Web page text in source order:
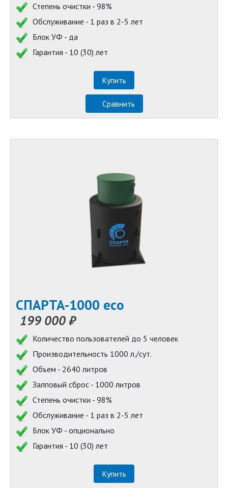
Степень очистки - 98%
Обслуживание - 1 раз в 2-5 лет
Блок УФ - да
Гарантия - 10 (30) лет
Купить
Сравнить
СПАРТА-1000 eco
199 000 ₽
Количество пользователей до 5 человек
Производительность 1000 л./сут.
Объем - 2640 литров
Залповый сброс - 1000 литров
Степень очистки - 98%
Обслуживание - 1 раз в 2-5 лет
Блок УФ - опционально
Гарантия - 10 (30) лет
Купить